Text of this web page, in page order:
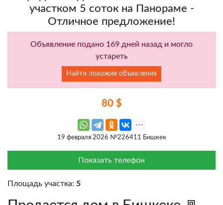
участком 5 соток на Панораме -
Отличное предложение!
Объявление подано 169 дней назад и могло
устареть
Найти похожие объявления
80 $
19 февраля 2026 №226411 Бишкек
Показать телефон
Площадь участка: 5